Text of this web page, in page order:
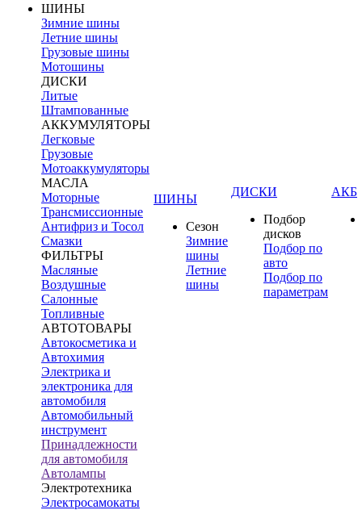
ШИНЫ
Зимние шины
Летние шины
Грузовые шины
Мотошины
ДИСКИ
Литые
Штампованные
АККУМУЛЯТОРЫ
Легковые
Грузовые
Мотоаккумуляторы
МАСЛА
Моторные
Трансмиссионные
Антифриз и Тосол
Смазки
ФИЛЬТРЫ
Масляные
Воздушные
Салонные
Топливные
АВТОТОВАРЫ
Автокосметика и
Автохимия
Электрика и
электроника для
автомобиля
Автомобильный
инструмент
Принадлежности
для автомобиля
Автолампы
Электротехника
Электросамокаты
ШИНЫ
Сезон
Зимние
шины
Летние
шины
ДИСКИ
Подбор
дисков
Подбор по
авто
Подбор по
параметрам
АКБ